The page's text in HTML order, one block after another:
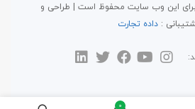
برای این وب سایت محفوظ است | طراحی و
: داده تجارت
0